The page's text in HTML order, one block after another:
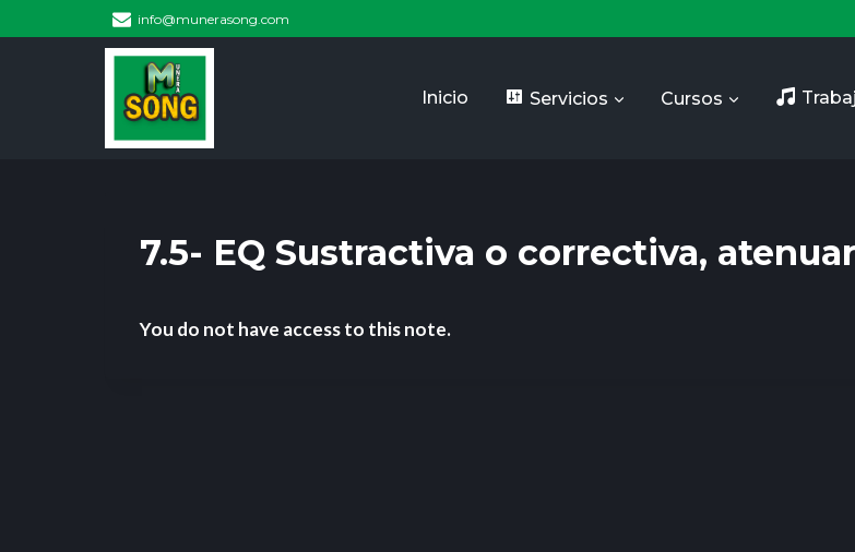
info@munerasong.com
Inicio Servicios Cursos
7.5- EQ Sustractiva o correctiva,
You do not have access to this note.